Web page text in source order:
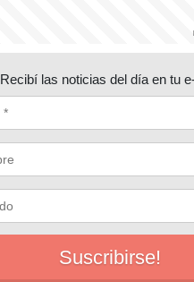
Recibí las noticias del día en tu